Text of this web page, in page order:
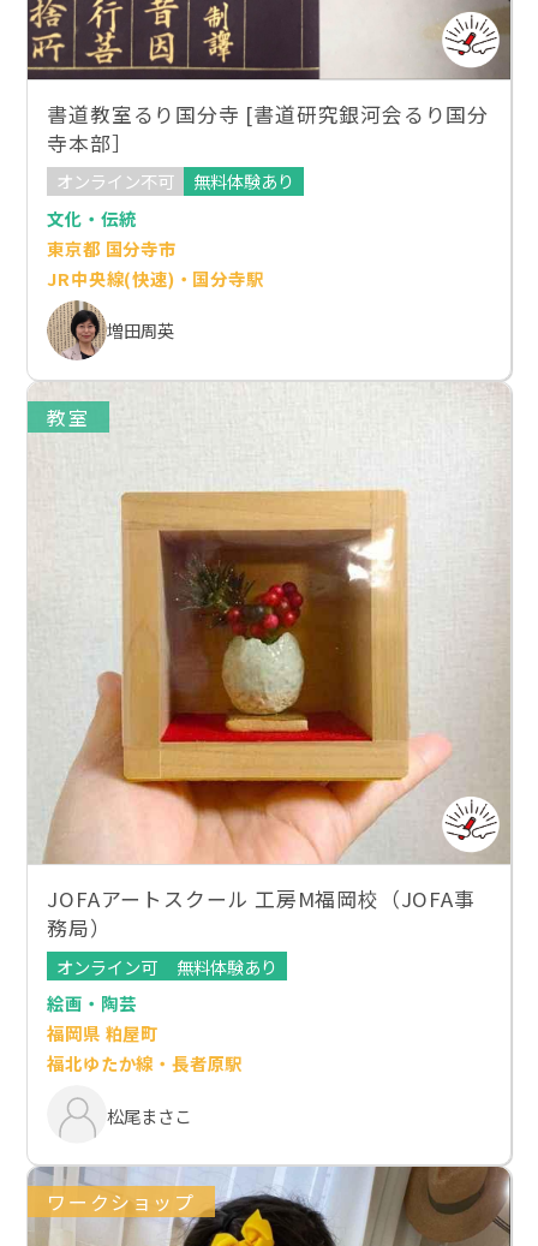
書道教室るり国分寺 [書道研究銀河会るり国分
寺本部］
オンライン不可
無料体験あり
文化・伝統
東京都 国分寺市
JR中央線(快速)・国分寺駅
増田周英
教室
JOFAアートスクール 工房M福岡校（JOFA事
務局）
オンライン可
無料体験あり
絵画・陶芸
福岡県 粕屋町
福北ゆたか線・長者原駅
松尾まさこ
ワークショップ